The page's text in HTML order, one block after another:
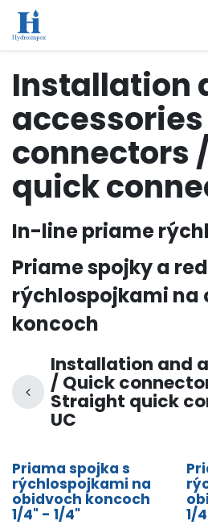
Přejít na obsah
Installation
connectors
quick
In-line priame
Priame spojky a
rýchlospojkami na
koncoch
Installation and
/ Quick
Straight quick
UC
Priama spojka s
rýchlospojkami na
obidvoch koncoch
1/4" - 1/4"
1/